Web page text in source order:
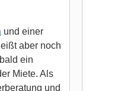
und einer
aber noch
ein
Miete. Als
und